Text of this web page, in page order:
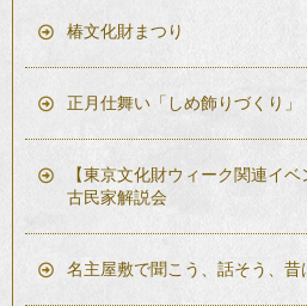
椿文化財まつり
正月仕舞い「しめ飾りづくり」
【東京文化財ウィーク関連イ
古民家解説会
名主屋敷で聞こう、話そう、昔